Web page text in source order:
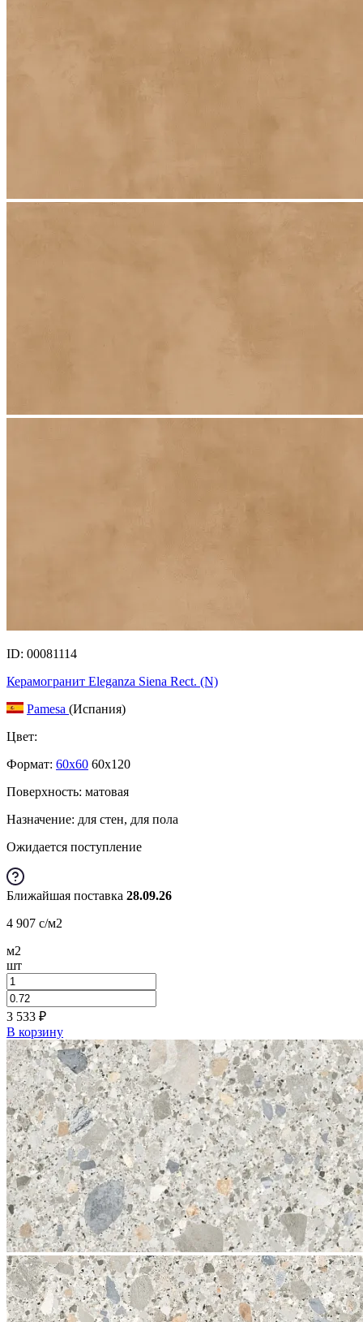
ID: 00081114
Керамогранит Eleganza Siena Rect. (N)
Pamesa (Испания)
Цвет:
Формат: 60x60 60x120
Поверхность: матовая
Назначение: для стен, для пола
Ожидается поступление
Ближайшая поставка 28.09.26
4 907 c/м2
м2
шт
3 533 ₽
В корзину